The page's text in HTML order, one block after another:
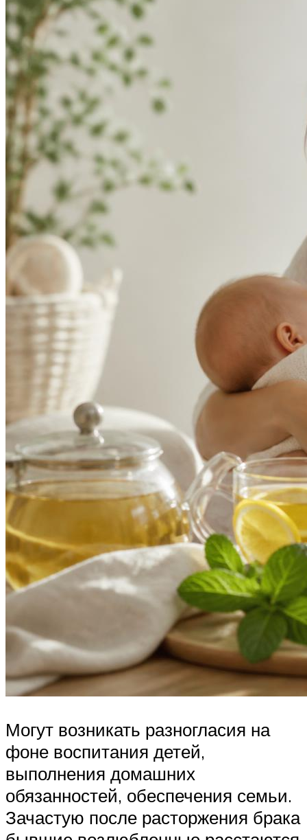
Могут возникать разногласия на
фоне воспитания детей,
выполнения домашних
обязанностей, обеспечения семьи.
Зачастую после расторжения брака